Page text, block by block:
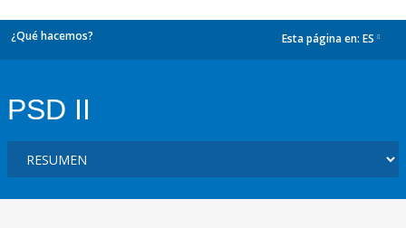
¿Qué hacemos? Esta página en: ES
PSD II